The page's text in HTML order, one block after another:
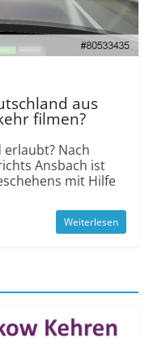
aus
filmen?
Nach
Ansbach ist
mit Hilfe
Weiterlesen